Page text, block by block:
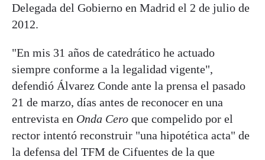
Delegada del Gobierno en Madrid el 2 de julio de
2012.
"En mis 31 años de catedrático he actuado
siempre conforme a la legalidad vigente",
defendió Álvarez Conde ante la prensa el pasado
21 de marzo, días antes de reconocer en una
entrevista en Onda Cero que compelido por el
rector intentó reconstruir "una hipotética acta" de
la defensa del TFM de Cifuentes de la que